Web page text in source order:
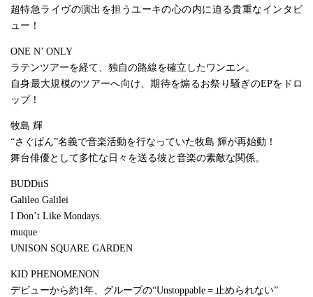
超特急ライヴの演出を担うユーキの心の内に迫る貴重なインタビ
ュー！
ONE N’ ONLY
ラテンツアーを経て、独自の路線を確立したワンエン。
自身最大規模のツアーへ向け、期待を煽るお祭り騒ぎのEPをドロ
ップ！
牧島 輝
“さぐぱん”名義で音楽活動を行なっていた牧島 輝が再始動！
舞台俳優として多忙な日々を送る彼と音楽の素敵な関係。
BUDDiiS
Galileo Galilei
I Don’t Like Mondays.
muque
UNISON SQUARE GARDEN
KID PHENOMENON
デビューから約1年、グループの“Unstoppable＝止められない”